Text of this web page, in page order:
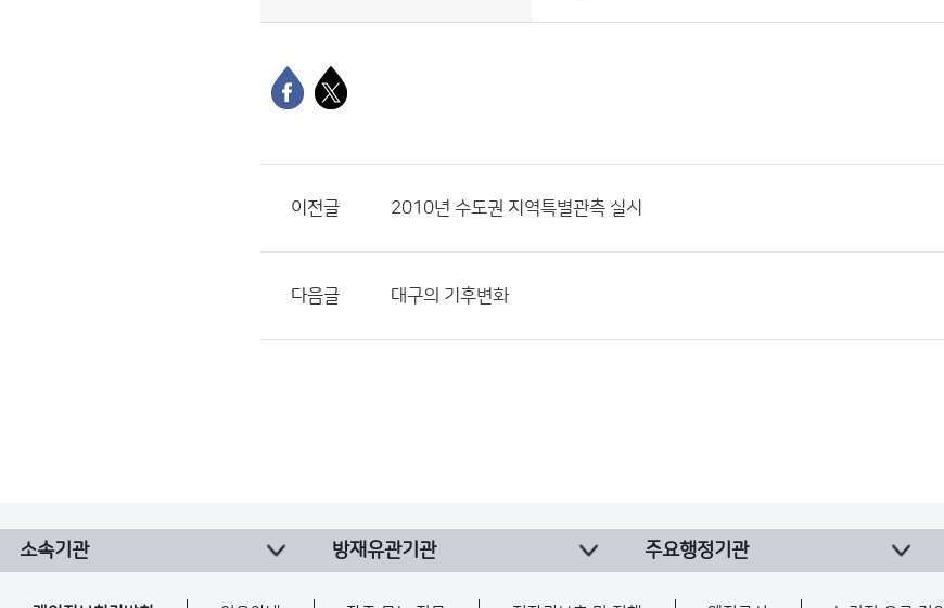
이전글 2010년 수도권 지역특별관측 실시
다음글 대구의 기후변화
소속기관 방재유관기관 주요행정기관